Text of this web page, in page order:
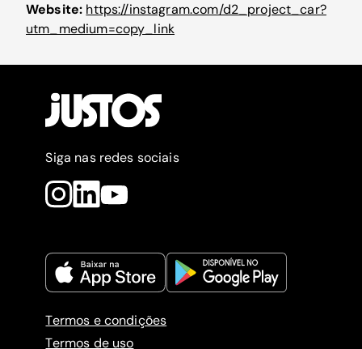
Website: https://instagram.com/d2_project_car?
utm_medium=copy_link
Siga nas redes sociais
Termos e condições
Termos de uso